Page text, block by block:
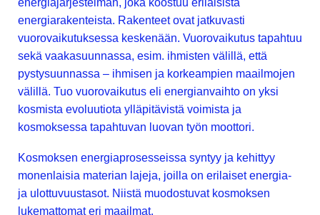
energiajärjestelmän, joka koostuu erilaisista
energiarakenteista. Rakenteet ovat jatkuvasti
vuorovaikutuksessa keskenään. Vuorovaikutus tapahtuu
sekä vaakasuunnassa, esim. ihmisten välillä, että
pystysuunnassa – ihmisen ja korkeampien maailmojen
välillä. Tuo vuorovaikutus eli energianvaihto on yksi
kosmista evoluutiota ylläpitävistä voimista ja
kosmoksessa tapahtuvan luovan työn moottori.
Kosmoksen energiaprosesseissa syntyy ja kehittyy
monenlaisia materian lajeja, joilla on erilaiset energia-
ja ulottuvuustasot. Niistä muodostuvat kosmoksen
lukemattomat eri maailmat.